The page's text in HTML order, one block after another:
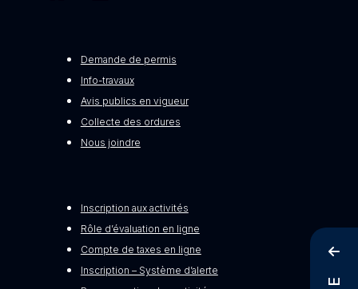
Demande de permis
Info-travaux
Avis publics en vigueur
Collecte des ordures
Nous joindre
Inscription aux activités
Rôle d’évaluation en ligne
Compte de taxes en ligne
Inscription – Système d’alerte